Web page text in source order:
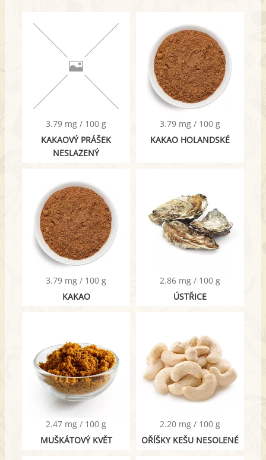
3.79 mg / 100 g
KAKAOVÝ PRÁŠEK
NESLAZENÝ
3.79 mg / 100 g
KAKAO HOLANDSKÉ
3.79 mg / 100 g
KAKAO
2.86 mg / 100 g
ÚSTŘICE
2.47 mg / 100 g
MUŠKÁTOVÝ KVĚT
2.20 mg / 100 g
OŘÍŠKY KEŠU NESOLENÉ